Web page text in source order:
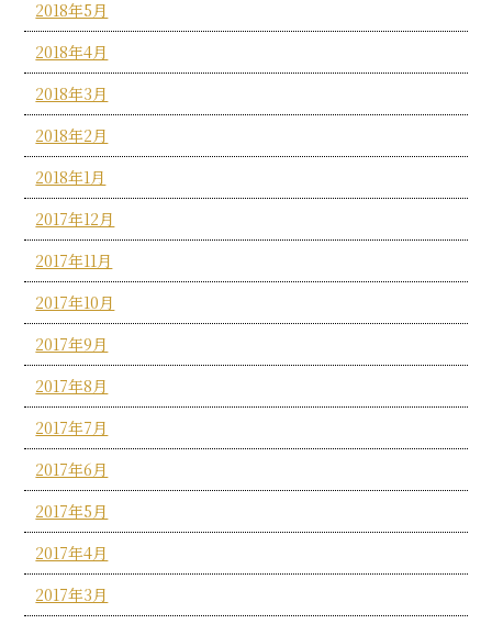
2018年5月
2018年4月
2018年3月
2018年2月
2018年1月
2017年12月
2017年11月
2017年10月
2017年9月
2017年8月
2017年7月
2017年6月
2017年5月
2017年4月
2017年3月